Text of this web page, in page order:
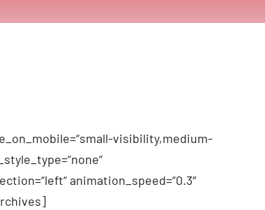
visibility,medium-
animation_speed=“0.3″